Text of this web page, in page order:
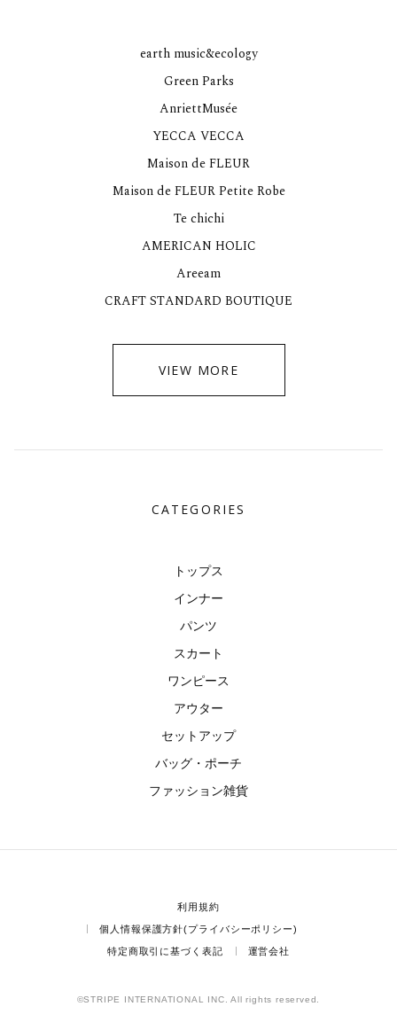
earth music&ecology
Green Parks
AnriettMusée
YECCA VECCA
Maison de FLEUR
Maison de FLEUR Petite Robe
Te chichi
AMERICAN HOLIC
Areeam
CRAFT STANDARD BOUTIQUE
VIEW MORE
CATEGORIES
トップス
インナー
パンツ
スカート
ワンピース
アウター
セットアップ
バッグ・ポーチ
ファッション雑貨
利用規約
個人情報保護方針(プライバシーポリシー)
特定商取引に基づく表記 運営会社
©STRIPE INTERNATIONAL INC. All rights reserved.